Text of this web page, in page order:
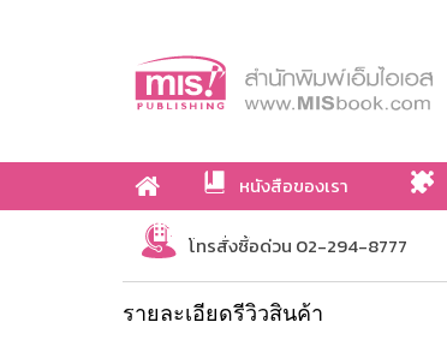
หนังสือของเรา
เกี่ยวกับเรา
โทรสั่งซื้อด่วน 02-294-8777
รายละเอียดรีวิวสินค้า